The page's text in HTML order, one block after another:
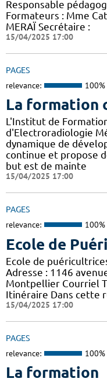
Responsable
Formateurs : Mme
MERAÏ Secrétaire :
15/04/2025 17:00
PAGES
relevance: 100%
La formation
L'Institut de
d'Electroradiologie
dynamique de
continue et propose
but est de mainte
15/04/2025 17:00
PAGES
relevance: 100%
Ecole de
Ecole de
Adresse : 1146
Montpellier Courriel
Itinéraire Dans cette
15/04/2025 17:00
PAGES
relevance: 100%
La formation